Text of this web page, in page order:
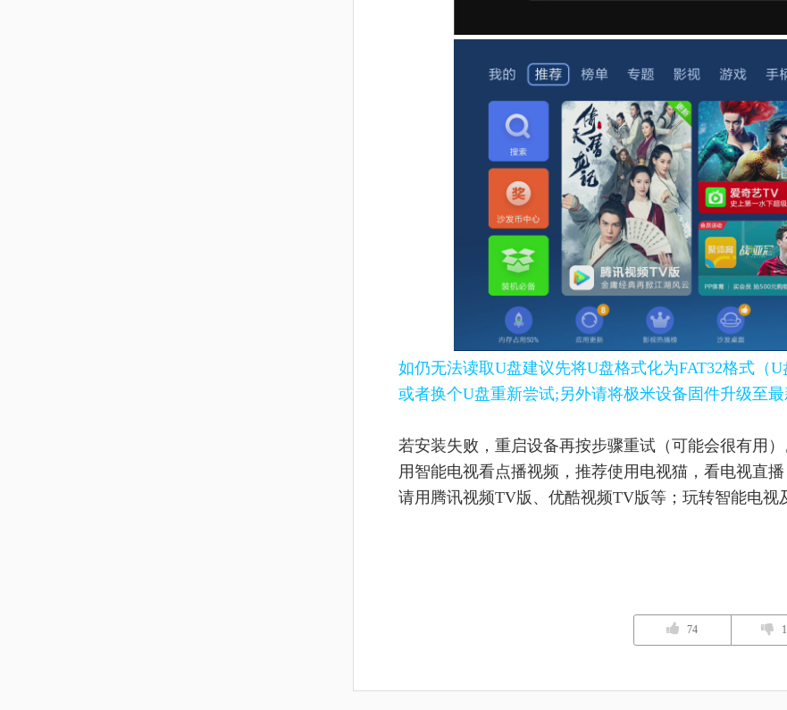
如仍无法读取U盘建议先将U盘格式化为FAT32格式（
或者换个U盘重新尝试;另外请将极米设备固件升级至最
若安装失败，重启设备再按步骤重试（可能会很有用）
用智能电视看点播视频，推荐使用电视猫，看电视直
请用腾讯视频TV版、优酷视频TV版等；玩转智能电视
74